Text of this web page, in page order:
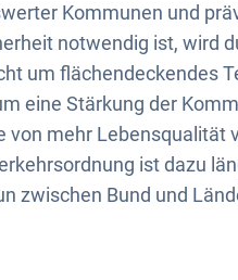
Kommunen und
notwendig ist, wird
um flächendeckendes
eine Stärkung der
mehr Lebensqualität
ist dazu
zwischen Bund und